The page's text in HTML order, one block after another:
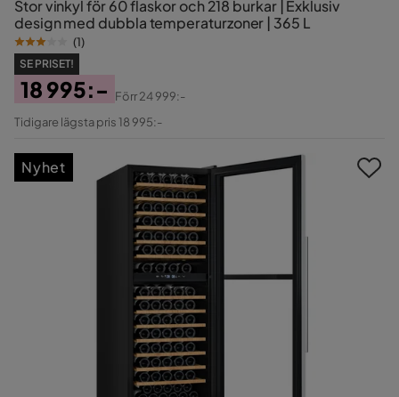
Stor vinkyl för 60 flaskor och 218 burkar | Exklusiv
design med dubbla temperaturzoner | 365 L
(1)
SE PRISET!
Pris
18 995:-
Original
Förr24 999:-
Tidigare lägsta pris 18 995:-
Nyhet